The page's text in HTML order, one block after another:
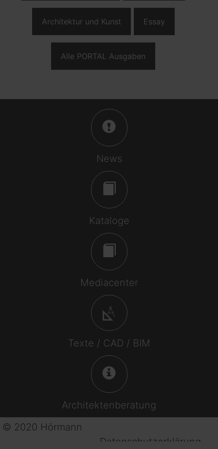
Architektur und Kunst Essay
Alle PORTAL Ausgaben
News
Kataloge
Mediacenter
Texte / CAD / BIM
Architektenberatung
© 2020 Hörmann
Datenschutzerklärung